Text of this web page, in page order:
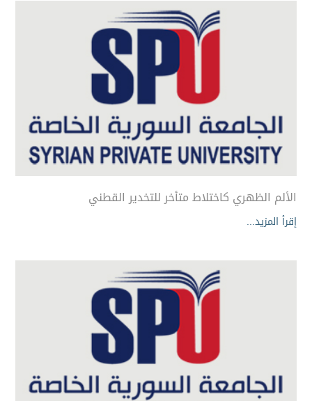
الألم الظهري كاختلاط متأخر للتخدير القطني
إقرأ المزيد...